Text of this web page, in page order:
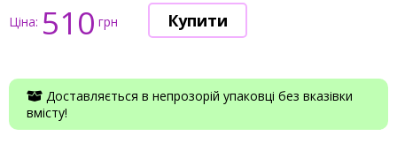
Ціна: 510 грн
Доставляється в непрозорій упаковці без вказівки
вмісту!